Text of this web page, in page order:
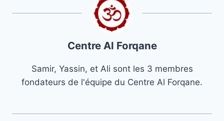
Centre Al Forqane
Samir, Yassin, et Ali sont les 3 membres
fondateurs de l'équipe du Centre Al Forqane.